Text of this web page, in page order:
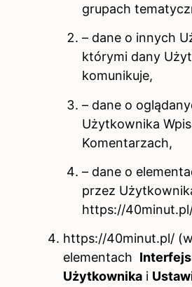
grupach
– dane o innych
którymi dany
komunikuje,
– dane o
Użytkownika
Komentarzach,
– dane o
przez
https://
https://40minut.pl/
elementach
Użytkownika i